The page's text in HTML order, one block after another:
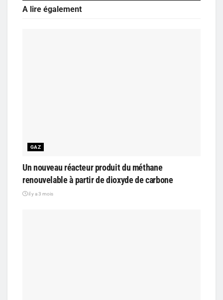
A lire également
GAZ
Un nouveau réacteur produit du méthane
renouvelable à partir de dioxyde de carbone
il y a 3 mois